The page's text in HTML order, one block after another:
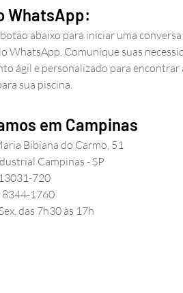
WhatsApp:
abaixo para iniciar uma
WhatsApp. Comunique suas
ágil e personalizado para encontrar
sua piscina.
em Campinas
Bibiana do Carmo, 51
Campinas - SP
720
8344-1760
das 7h30 às 17h